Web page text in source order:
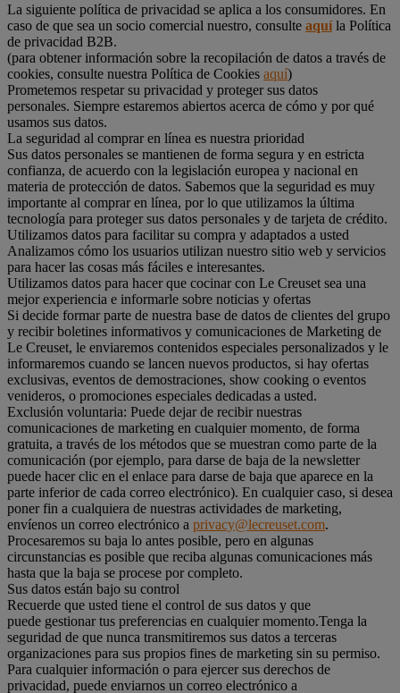
La siguiente política de privacidad se aplica a los consumidores. En
caso de que sea un socio comercial nuestro, consulte aquíla Política
de privacidad B2B.
(para obtener información sobre la recopilación de datos a través de
cookies, consulte nuestra Política de Cookies aquí)
Prometemos respetar su privacidad y proteger sus datos
personales. Siempre estaremos abiertos acerca de cómo y por qué
usamos sus datos.
La seguridad al comprar en línea es nuestra prioridad
Sus datos personales se mantienen de forma segura y en estricta
confianza, de acuerdo con la legislación europea y nacional en
materia de protección de datos. Sabemos que la seguridad es muy
importante al comprar en línea, por lo que utilizamos la última
tecnología para proteger sus datos personales y de tarjeta de crédito.
Utilizamos datos para facilitar su compra y adaptados a usted
Analizamos cómo los usuarios utilizan nuestro sitio web y servicios
para hacer las cosas más fáciles e interesantes.
Utilizamos datos para hacer que cocinar con Le Creuset sea una
mejor experiencia e informarle sobre noticias y ofertas
Si decide formar parte de nuestra base de datos de clientes del grupo
y recibir boletines informativos y comunicaciones de Marketing de
Le Creuset, le enviaremos contenidos especiales personalizados y le
informaremos cuando se lancen nuevos productos, si hay ofertas
exclusivas, eventos de demostraciones, show cooking o eventos
venideros, o promociones especiales dedicadas a usted.
Exclusión voluntaria: Puede dejar de recibir nuestras
comunicaciones de marketing en cualquier momento, de forma
gratuita, a través de los métodos que se muestran como parte de la
comunicación (por ejemplo, para darse de baja de la newsletter
puede hacer clic en el enlace para darse de baja que aparece en la
parte inferior de cada correo electrónico). En cualquier caso, si desea
poner fin a cualquiera de nuestras actividades de marketing,
envíenos un correo electrónico a privacy@lecreuset.com.
Procesaremos su baja lo antes posible, pero en algunas
circunstancias es posible que reciba algunas comunicaciones más
hasta que la baja se procese por completo.
Sus datos están bajo su control
Recuerde que usted tiene el control de sus datos y que
puede gestionar tus preferencias en cualquier momento.Tenga la
seguridad de que nunca transmitiremos sus datos a terceras
organizaciones para sus propios fines de marketing sin su permiso.
Para cualquier información o para ejercer sus derechos de
privacidad, puede enviarnos un correo electrónico a